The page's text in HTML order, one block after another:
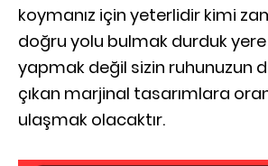
koymanız için yeterlidir kimi
doğru yolu bulmak durduk yere
yapmak değil sizin ruhunuzun
çıkan marjinal tasarımlara
ulaşmak olacaktır.